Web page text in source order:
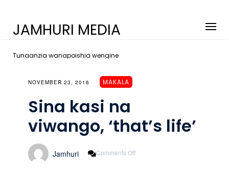
JAMHURI MEDIA
Tunaanzia wanapoishia wengine
NOVEMBER 23, 2016 MAKALA
Sina kasi na
viwango, ‘that’s life’
Jamhuri Comments Off